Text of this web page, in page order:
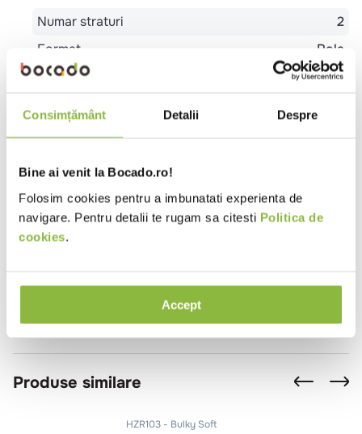
Consimțământ Detalii Despre
Bine ai venit la Bocado.ro!
Folosim cookies pentru a imbunatati experienta de
navigare. Pentru detalii te rugam sa citesti Politica de
cookies.
Accept
Numar straturi
2
Format
Rola
Tip produs
Hartie igienica
Review-uri
Te rugăm să te autentifici pentru a scrie o recenzie.
Se încarcă recenziile…
Produse similare
HZR103 Bulky Soft